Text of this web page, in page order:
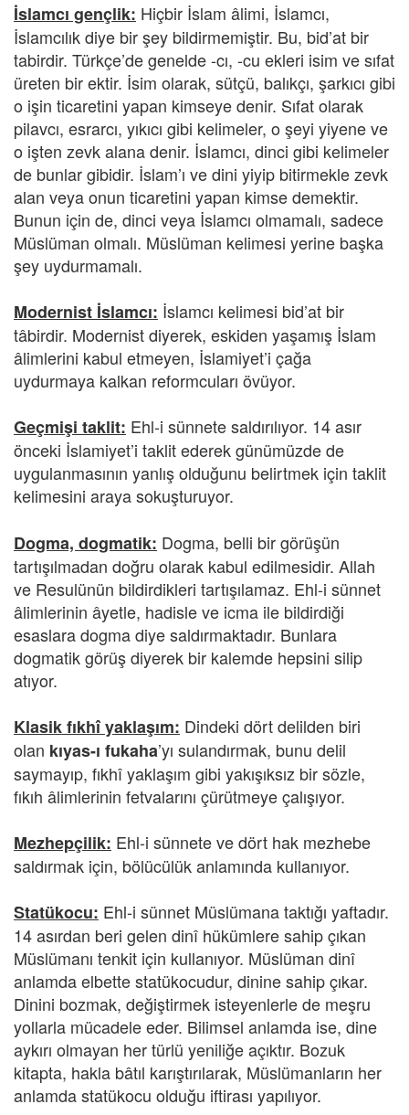
İslamcı gençlik: Hiçbir İslam âlimi, İslamcı,
İslamcılık diye bir şey bildirmemiştir. Bu, bid’at bir
tabirdir. Türkçe’de genelde -cı, -cu ekleri isim ve sıfat
üreten bir ektir. İsim olarak, sütçü, balıkçı, şarkıcı gibi
o işin ticaretini yapan kimseye denir. Sıfat olarak
pilavcı, esrarcı, yıkıcı gibi kelimeler, o şeyi yiyene ve
o işten zevk alana denir. İslamcı, dinci gibi kelimeler
de bunlar gibidir. İslam’ı ve dini yiyip bitirmekle zevk
alan veya onun ticaretini yapan kimse demektir.
Bunun için de, dinci veya İslamcı olmamalı, sadece
Müslüman olmalı. Müslüman kelimesi yerine başka
şey uydurmamalı.
Modernist İslamcı: İslamcı kelimesi bid’at bir
tâbirdir. Modernist diyerek, eskiden yaşamış İslam
âlimlerini kabul etmeyen, İslamiyet’i çağa
uydurmaya kalkan reformcuları övüyor.
Geçmişi taklit: Ehl-i sünnete saldırılıyor. 14 asır
önceki İslamiyet’i taklit ederek günümüzde de
uygulanmasının yanlış olduğunu belirtmek için taklit
kelimesini araya sokuşturuyor.
Dogma, dogmatik: Dogma, belli bir görüşün
tartışılmadan doğru olarak kabul edilmesidir. Allah
ve Resulünün bildirdikleri tartışılamaz. Ehl-i sünnet
âlimlerinin âyetle, hadisle ve icma ile bildirdiği
esaslara dogma diye saldırmaktadır. Bunlara
dogmatik görüş diyerek bir kalemde hepsini silip
atıyor.
Klasik fıkhî yaklaşım: Dindeki dört delilden biri
olan kıyas-ı fukaha’yı sulandırmak, bunu delil
saymayıp, fıkhî yaklaşım gibi yakışıksız bir sözle,
fıkıh âlimlerinin fetvalarını çürütmeye çalışıyor.
Mezhepçilik: Ehl-i sünnete ve dört hak mezhebe
saldırmak için, bölücülük anlamında kullanıyor.
Statükocu: Ehl-i sünnet Müslümana taktığı yaftadır.
14 asırdan beri gelen dinî hükümlere sahip çıkan
Müslümanı tenkit için kullanıyor. Müslüman dinî
anlamda elbette statükocudur, dinine sahip çıkar.
Dinini bozmak, değiştirmek isteyenlerle de meşru
yollarla mücadele eder. Bilimsel anlamda ise, dine
aykırı olmayan her türlü yeniliğe açıktır. Bozuk
kitapta, hakla bâtıl karıştırılarak, Müslümanların her
anlamda statükocu olduğu iftirası yapılıyor.